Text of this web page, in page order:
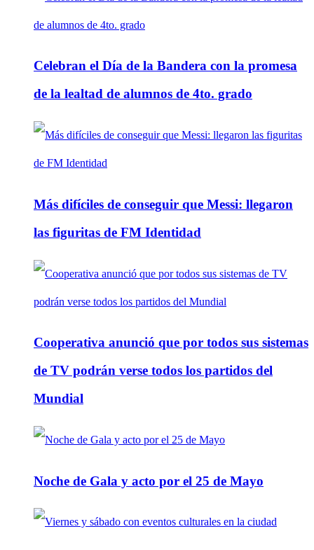
Celebran el Día de la Bandera con la promesa
de la lealtad de alumnos de 4to. grado
Más difíciles de conseguir que Messi: llegaron
las figuritas de FM Identidad
Cooperativa anunció que por todos sus sistemas
de TV podrán verse todos los partidos del
Mundial
Noche de Gala y acto por el 25 de Mayo